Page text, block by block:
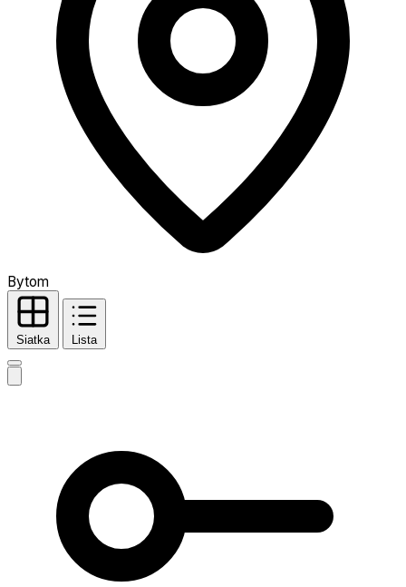
Bytom
Siatka Lista